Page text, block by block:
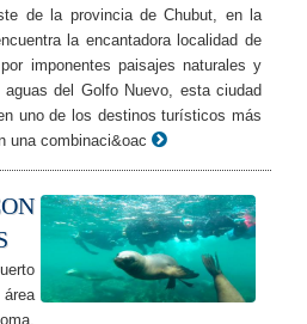
de la provincia de Chubut, en la
la encantadora localidad de
imponentes paisajes naturales y
del Golfo Nuevo, esta ciudad
uno de los destinos turísticos más
una combinaci&oac